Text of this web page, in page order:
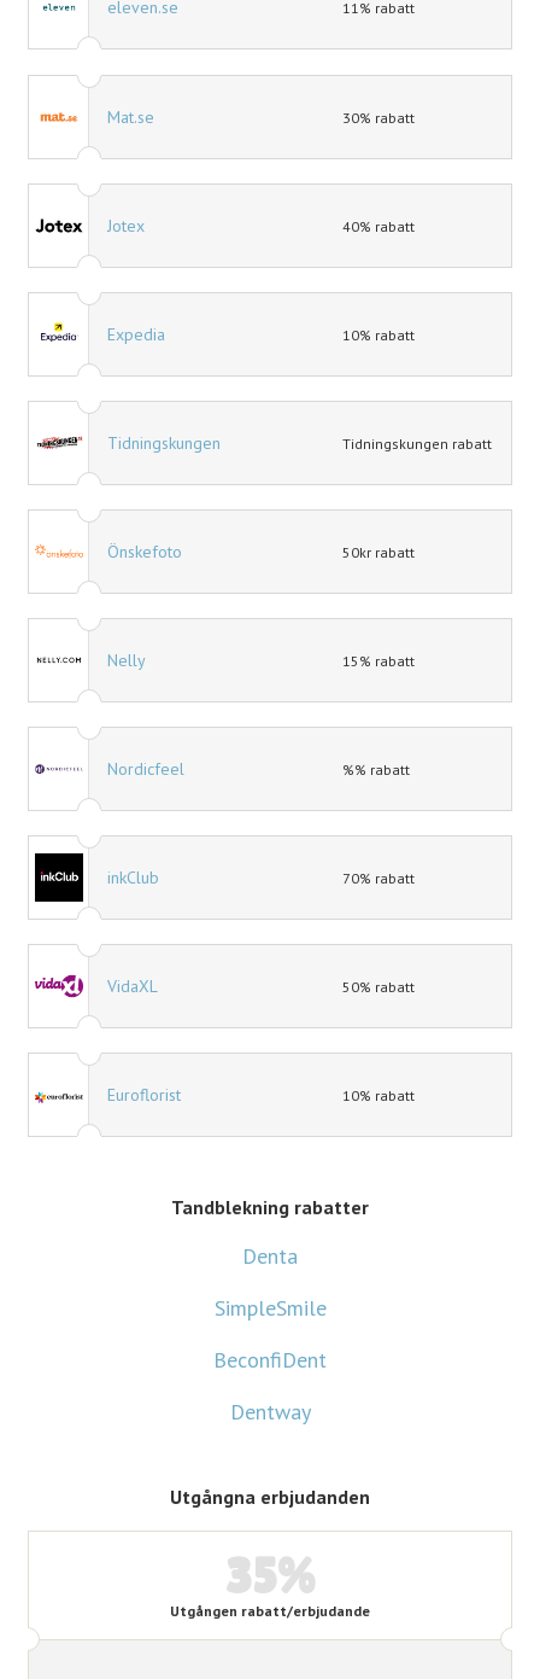
eleven.se 11% rabatt
Mat.se 30% rabatt
Jotex 40% rabatt
Expedia 10% rabatt
Tidningskungen Tidningskungen rabatt
Önskefoto 50kr rabatt
Nelly 15% rabatt
Nordicfeel %% rabatt
inkClub 70% rabatt
VidaXL 50% rabatt
Euroflorist 10% rabatt
Tandblekning rabatter
Denta
SimpleSmile
BeconfiDent
Dentway
Utgångna erbjudanden
35%
Utgången rabatt/erbjudande